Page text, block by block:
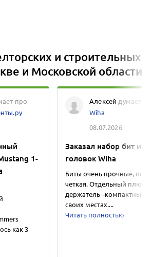
и строительных
и Московской области
про
1-
как 3
Алексей думает
Wiha
08.07.2026
Заказал набор бит и
головок Wiha
Биты очень прочные,
четкая. Отдельный плюс
держатель –компактный и
своих местах....
Читать полностью